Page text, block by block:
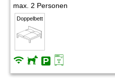
max. 2 Personen
Doppelbett